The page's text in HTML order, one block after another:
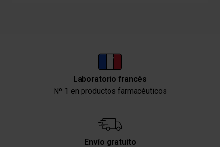
Laboratorio francés
Nº 1 en productos farmacéuticos
Envío gratuito